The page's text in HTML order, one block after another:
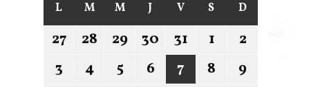
L M M J V S D
27 28 29 30 31 1
2
3
4 5 6 7 8
9